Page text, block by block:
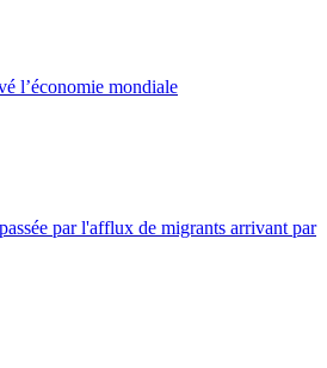
l’économie mondiale
par l'afflux de migrants arrivant par